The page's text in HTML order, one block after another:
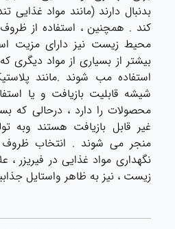
بدنبال دارند (مانند مواد غذایی
کند . همچنین ، استفاده از
محیط زیست نیز دارای مزیت
بیشتر از بسیاری از مواد دیگری
استفاده مب شوند .مانند
شیشه قابلیت بازیافت و یا
محصولات را دارد ، درحالی که
غیر قابل بازیافت هستند وبه
منجر می شوند . انتخاب
نگهداری مواد غذایی در فیریزر
زیست ، نیز به ظاهر واستایل